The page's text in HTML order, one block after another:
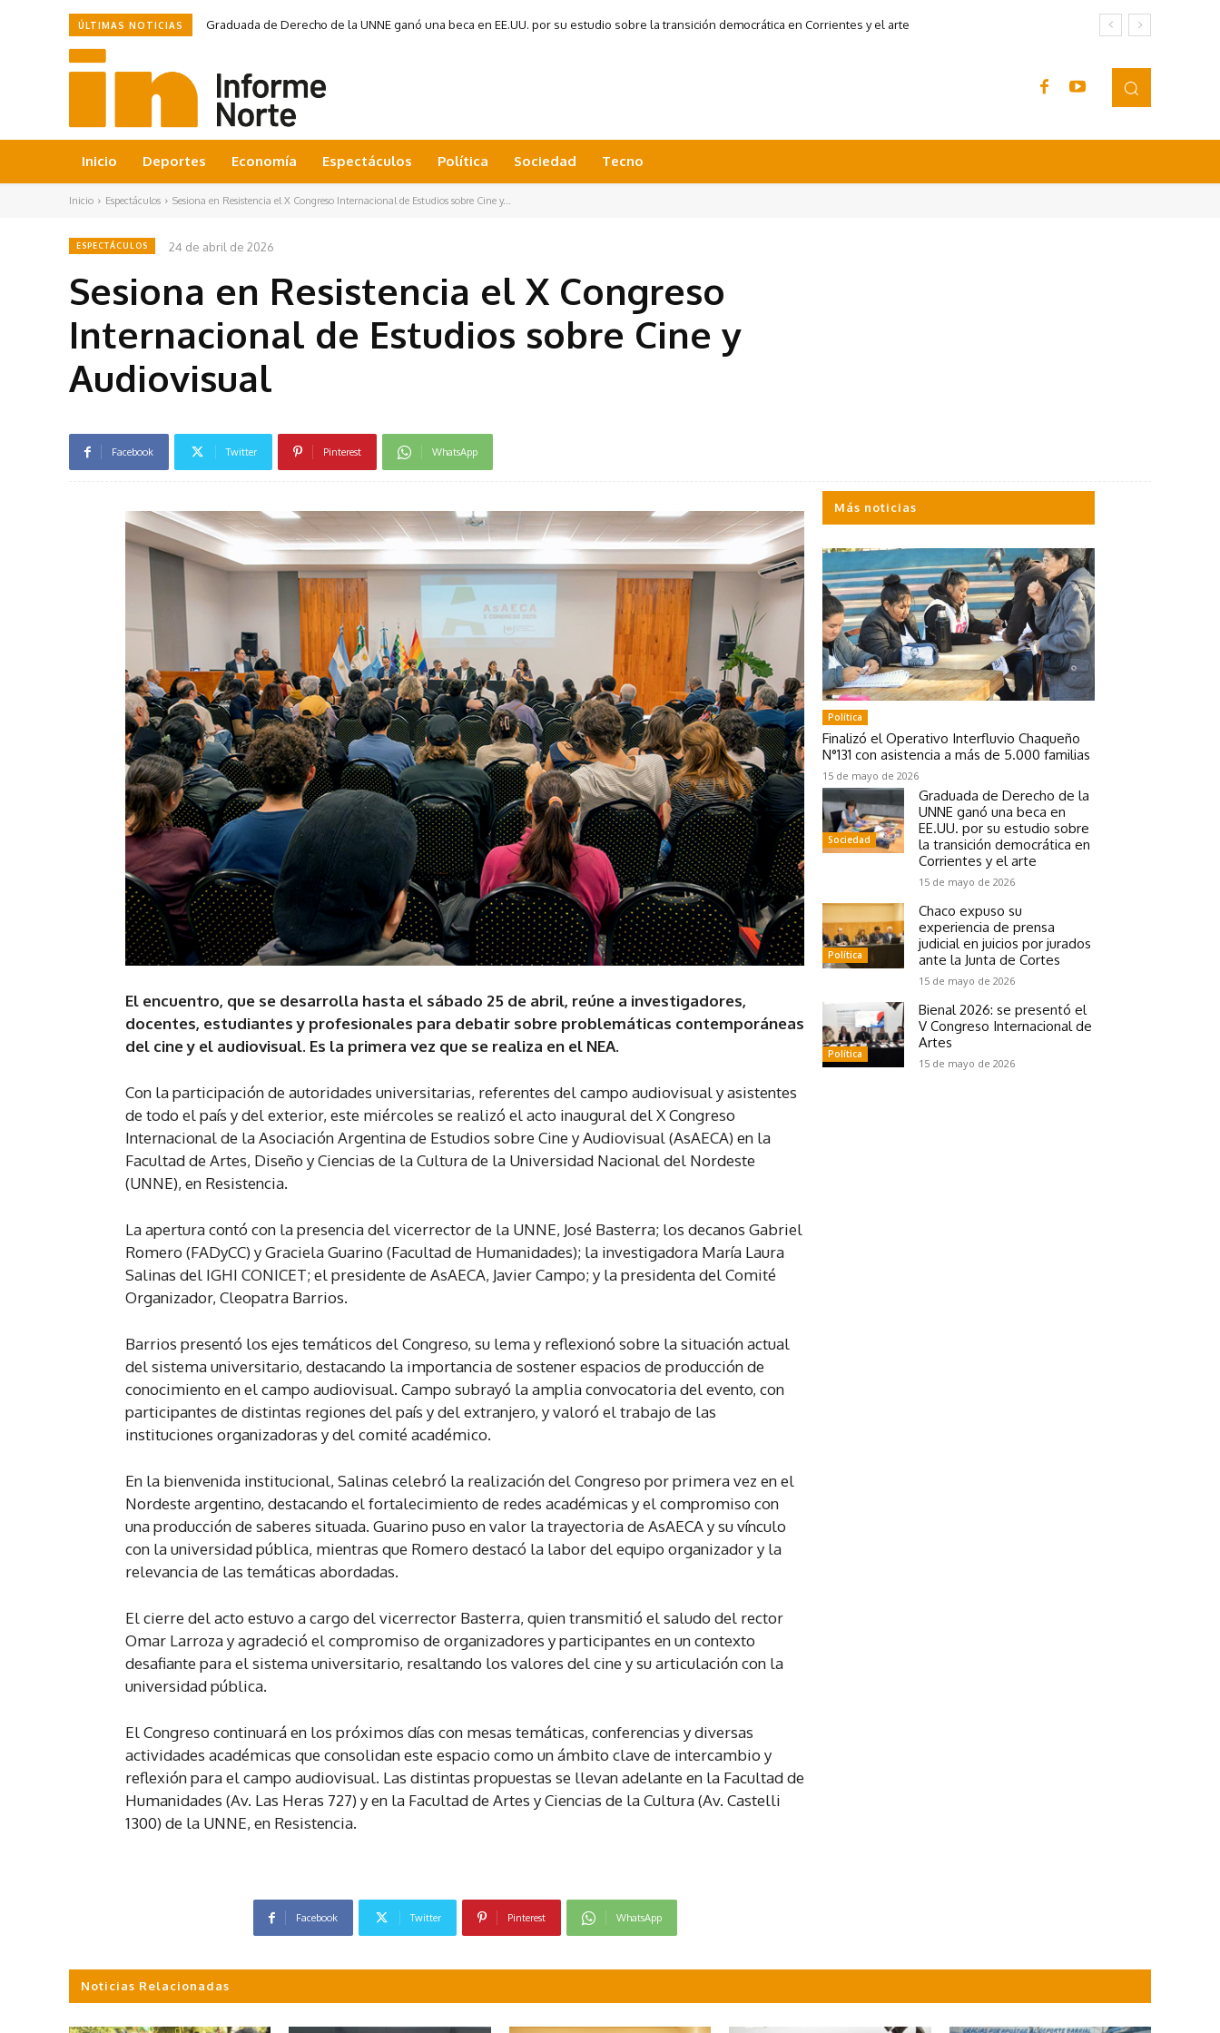
ÚLTIMAS NOTICIAS Graduada de Derecho de la UNNE ganó una beca en EE.UU. por su estudio sobre la transición democrática en Corrientes y el arte
Inicio Deportes Economía Espectáculos Política Sociedad Tecno
Inicio Espectáculos Sesiona en Resistencia el X Congreso Internacional de Estudios sobre Cine y...
ESPECTÁCULOS 24 de abril de 2026
Sesiona en Resistencia el X Congreso
Internacional de Estudios sobre Cine y
Audiovisual
Facebook Twitter Pinterest WhatsApp
El encuentro, que se desarrolla hasta el sábado 25 de abril, reúne a investigadores,
docentes, estudiantes y profesionales para debatir sobre problemáticas contemporáneas
del cine y el audiovisual. Es la primera vez que se realiza en el NEA.
Con la participación de autoridades universitarias, referentes del campo audiovisual y asistentes
de todo el país y del exterior, este miércoles se realizó el acto inaugural del X Congreso
Internacional de la Asociación Argentina de Estudios sobre Cine y Audiovisual (AsAECA) en la
Facultad de Artes, Diseño y Ciencias de la Cultura de la Universidad Nacional del Nordeste
(UNNE), en Resistencia.
La apertura contó con la presencia del vicerrector de la UNNE, José Basterra; los decanos Gabriel
Romero (FADyCC) y Graciela Guarino (Facultad de Humanidades); la investigadora María Laura
Salinas del IGHI CONICET; el presidente de AsAECA, Javier Campo; y la presidenta del Comité
Organizador, Cleopatra Barrios.
Barrios presentó los ejes temáticos del Congreso, su lema y reflexionó sobre la situación actual
del sistema universitario, destacando la importancia de sostener espacios de producción de
conocimiento en el campo audiovisual. Campo subrayó la amplia convocatoria del evento, con
participantes de distintas regiones del país y del extranjero, y valoró el trabajo de las
instituciones organizadoras y del comité académico.
En la bienvenida institucional, Salinas celebró la realización del Congreso por primera vez en el
Nordeste argentino, destacando el fortalecimiento de redes académicas y el compromiso con
una producción de saberes situada. Guarino puso en valor la trayectoria de AsAECA y su vínculo
con la universidad pública, mientras que Romero destacó la labor del equipo organizador y la
relevancia de las temáticas abordadas.
El cierre del acto estuvo a cargo del vicerrector Basterra, quien transmitió el saludo del rector
Omar Larroza y agradeció el compromiso de organizadores y participantes en un contexto
desafiante para el sistema universitario, resaltando los valores del cine y su articulación con la
universidad pública.
El Congreso continuará en los próximos días con mesas temáticas, conferencias y diversas
actividades académicas que consolidan este espacio como un ámbito clave de intercambio y
reflexión para el campo audiovisual. Las distintas propuestas se llevan adelante en la Facultad de
Humanidades (Av. Las Heras 727) y en la Facultad de Artes y Ciencias de la Cultura (Av. Castelli
1300) de la UNNE, en Resistencia.
Facebook Twitter Pinterest WhatsApp
Más noticias
Política
Finalizó el Operativo Interfluvio Chaqueño
N°131 con asistencia a más de 5.000 familias
15 de mayo de 2026
Sociedad
Graduada de Derecho de la
UNNE ganó una beca en
EE.UU. por su estudio sobre
la transición democrática en
Corrientes y el arte
15 de mayo de 2026
Política
Chaco expuso su
experiencia de prensa
judicial en juicios por jurados
ante la Junta de Cortes
15 de mayo de 2026
Política
Bienal 2026: se presentó el
V Congreso Internacional de
Artes
15 de mayo de 2026
Noticias Relacionadas